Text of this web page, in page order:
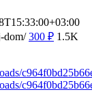
dom/ 300 ₽ 1.5K